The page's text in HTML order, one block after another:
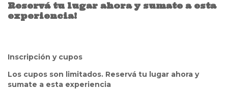
Reservá tu lugar ahora y sumate a esta
experiencia!
Inscripción y cupos
Los cupos son limitados. Reservá tu lugar ahora y
sumate a esta experiencia